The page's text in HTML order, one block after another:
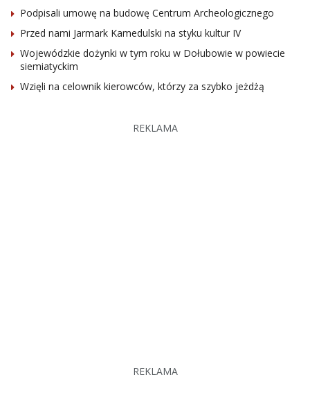
Podpisali umowę na budowę Centrum Archeologicznego
Przed nami Jarmark Kamedulski na styku kultur IV
Wojewódzkie dożynki w tym roku w Dołubowie w powiecie
siemiatyckim
Wzięli na celownik kierowców, którzy za szybko jeżdżą
REKLAMA
REKLAMA